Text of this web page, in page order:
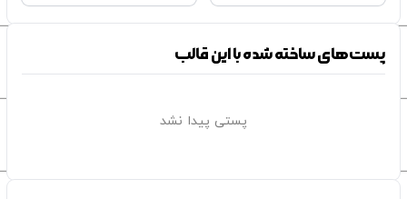
پست‌های ساخته شده با این قالب
پستی پیدا نشد